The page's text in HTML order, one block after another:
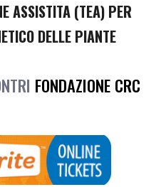
ASSISTITA (TEA) PER
DELLE PIANTE
FONDAZIONE CRC